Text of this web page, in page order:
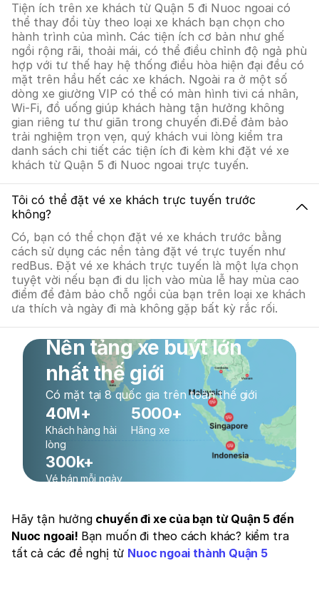
Tiện ích trên xe khách từ Quận 5 đi Nuoc ngoai có
thể thay đổi tùy theo loại xe khách bạn chọn cho
hành trình của mình. Các tiện ích cơ bản như ghế
ngồi rộng rãi, thoải mái, có thể điều chỉnh độ ngả phù
hợp với tư thế hay hệ thống điều hòa hiện đại đều có
mặt trên hầu hết các xe khách. Ngoài ra ở một số
dòng xe giường VIP có thể có màn hình tivi cá nhân,
Wi-Fi, đồ uống giúp khách hàng tận hưởng không
gian riêng tư thư giãn trong chuyến đi.Để đảm bảo
trải nghiệm trọn vẹn, quý khách vui lòng kiểm tra
danh sách chi tiết các tiện ích đi kèm khi đặt vé xe
khách từ Quận 5 đi Nuoc ngoai trực tuyến.
Tôi có thể đặt vé xe khách trực tuyến trước
không?
Có, bạn có thể chọn đặt vé xe khách trước bằng
cách sử dụng các nền tảng đặt vé trực tuyến như
redBus. Đặt vé xe khách trực tuyến là một lựa chọn
tuyệt vời nếu bạn đi du lịch vào mùa lễ hay mùa cao
điểm để đảm bảo chỗ ngồi của bạn trên loại xe khách
ưa thích và ngày đi mà không gặp bất kỳ rắc rối.
Nền tảng xe buýt lớn
nhất thế giới
Có mặt tại 8 quốc gia trên toàn thế giới
40M+
Khách hàng hài
lòng
5000+
Hãng xe
300k+
Vé bán mỗi ngày
Hãy tận hưởng chuyến đi xe của bạn từ Quận 5 đến
Nuoc ngoai! Bạn muốn đi theo cách khác? kiểm tra
tất cả các đề nghị từ Nuoc ngoai thành Quận 5